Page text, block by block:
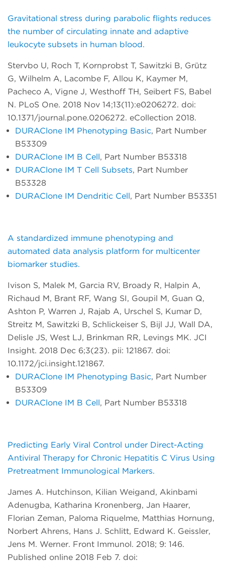
Gravitational stress during parabolic flights reduces
the number of circulating innate and adaptive
leukocyte subsets in human blood.
Stervbo U, Roch T, Kornprobst T, Sawitzki B, Grütz
G, Wilhelm A, Lacombe F, Allou K, Kaymer M,
Pacheco A, Vigne J, Westhoff TH, Seibert FS, Babel
N. PLoS One. 2018 Nov 14;13(11):e0206272. doi:
10.1371/journal.pone.0206272. eCollection 2018.
DURAClone IM Phenotyping Basic, Part Number
B53309
DURAClone IM B Cell, Part Number B53318
DURAClone IM T Cell Subsets, Part Number
B53328
DURAClone IM Dendritic Cell, Part Number B53351
A standardized immune phenotyping and
automated data analysis platform for multicenter
biomarker studies.
Ivison S, Malek M, Garcia RV, Broady R, Halpin A,
Richaud M, Brant RF, Wang SI, Goupil M, Guan Q,
Ashton P, Warren J, Rajab A, Urschel S, Kumar D,
Streitz M, Sawitzki B, Schlickeiser S, Bijl JJ, Wall DA,
Delisle JS, West LJ, Brinkman RR, Levings MK. JCI
Insight. 2018 Dec 6;3(23). pii: 121867. doi:
10.1172/jci.insight.121867.
DURAClone IM Phenotyping Basic, Part Number
B53309
DURAClone IM B Cell, Part Number B53318
Predicting Early Viral Control under Direct-Acting
Antiviral Therapy for Chronic Hepatitis C Virus Using
Pretreatment Immunological Markers.
James A. Hutchinson, Kilian Weigand, Akinbami
Adenugba, Katharina Kronenberg, Jan Haarer,
Florian Zeman, Paloma Riquelme, Matthias Hornung,
Norbert Ahrens, Hans J. Schlitt, Edward K. Geissler,
Jens M. Werner. Front Immunol. 2018; 9: 146.
Published online 2018 Feb 7. doi: